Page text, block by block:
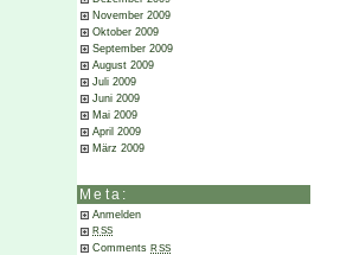
November 2009
Oktober 2009
September 2009
August 2009
Juli 2009
Juni 2009
Mai 2009
April 2009
März 2009
Meta:
Anmelden
RSS
Comments RSS